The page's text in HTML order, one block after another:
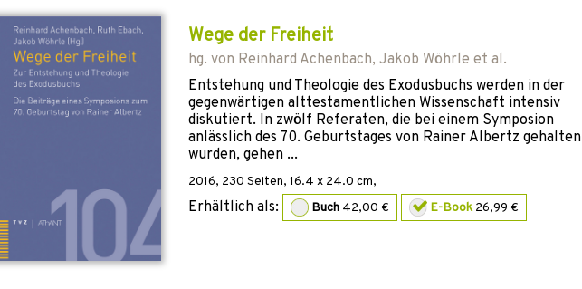
Wege der Freiheit
hg. von Reinhard Achenbach, Jakob Wöhrle et al.
Entstehung und Theologie des Exodusbuchs werden in der
gegenwärtigen alttestamentlichen Wissenschaft intensiv
diskutiert. In zwölf Referaten, die bei einem Symposion
anlässlich des 70. Geburtstages von Rainer Albertz gehalten
wurden, gehen ...
2016, 230 Seiten, 16.4 x 24.0 cm,
Erhältlich als: Buch 42,00 € E-Book 26,99 €